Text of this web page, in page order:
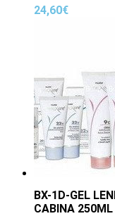
24,60€
BX-1D-GEL
CABINA 250ML